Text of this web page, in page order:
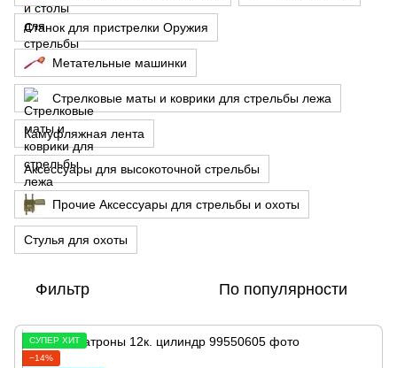
Станок для пристрелки Оружия
Метательные машинки
Стрелковые маты и коврики для стрельбы лежа
Камуфляжная лента
Аксессуары для высокоточной стрельбы
Прочие Аксессуары для стрельбы и охоты
Стулья для охоты
Фильтр По популярности
СУПЕР ХИТ
−14%